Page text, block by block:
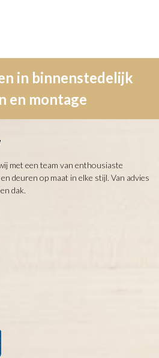
in binnenstedelijk
en montage
met een team van enthousiaste
deuren op maat in elke stijl. Van advies
dak.